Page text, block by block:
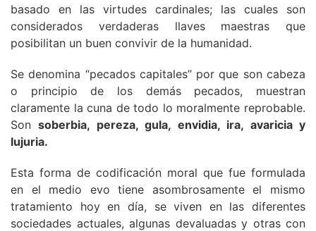
basado en las virtudes cardinales; las cuales son
considerados verdaderas llaves maestras que
posibilitan un buen convivir de la humanidad.
Se denomina “pecados capitales” por que son cabeza
o principio de los demás pecados, muestran
claramente la cuna de todo lo moralmente reprobable.
Sonsoberbia, pereza, gula, envidia, ira, avaricia y
lujuria.
Esta forma de codificación moral que fue formulada
en el medio evo tiene asombrosamente el mismo
tratamiento hoy en día, se viven en las diferentes
sociedades actuales, algunas devaluadas y otras con